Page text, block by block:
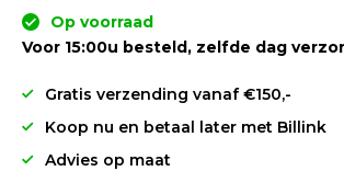
Op voorraad
Voor 15:00u besteld, zelfde dag
Gratis verzending vanaf €150,-
Koop nu en betaal later met Billink
Advies op maat